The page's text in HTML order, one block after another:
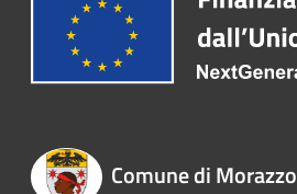
Comune di